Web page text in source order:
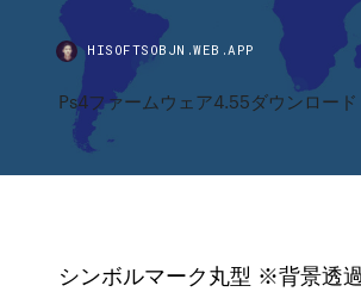
HISOFTSOBJN.WEB.APP
Ps4ファームウェア4.55ダウンロード
シンボルマーク丸型 ※背景透